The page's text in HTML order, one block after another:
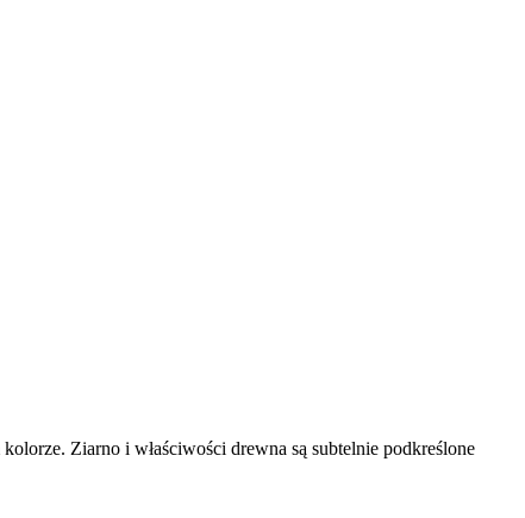
Ziarno i właściwości drewna są subtelnie podkreślone